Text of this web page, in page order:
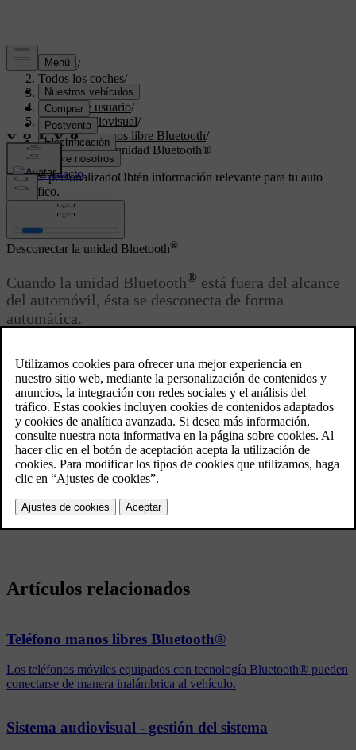
Soporte/
Todos los coches/
V70 2016 /
Manual de usuario/
Sistema audiovisual/
Teléfono manos libre Bluetooth/
Desconectar la unidad Bluetooth®
Soporte personalizadoObtén información relevante para tu auto
específico.
Iniciar sesión
Desconectar la unidad Bluetooth®
Cuando la unidad Bluetooth® está fuera del alcance
del automóvil, ésta se desconecta de forma
automática.
Tras desconectar el teléfono móvil, puede continuar la llamada
activa con ayuda del micrófono integrado del teléfono móvil y los
altavoces.
La función de manos libres se desconecta al apagar el motor y abrir
la puerta[1].
Para dar de baja una unidad Bluetooth
una unidad de Bluetooth . El automóvil dejará de buscar la unidad
de forma automática.
Artículos relacionados
Teléfono manos libres Bluetooth®
Los teléfonos móviles equipados con tecnología Bluetooth® pueden
conectarse de manera inalámbrica al vehículo.
Sistema audiovisual - gestión del sistema